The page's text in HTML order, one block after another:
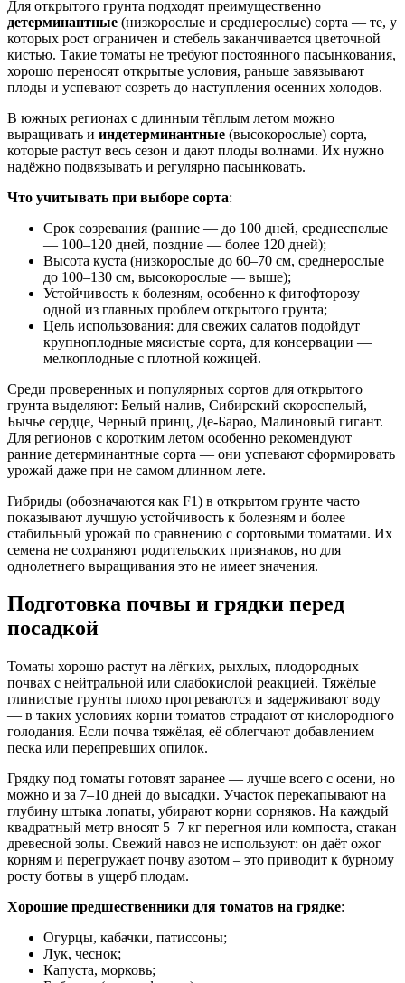
Для открытого грунта подходят преимущественно
детерминантные (низкорослые и среднерослые) сорта — те, у
которых рост ограничен и стебель заканчивается цветочной
кистью. Такие томаты не требуют постоянного пасынкования,
хорошо переносят открытые условия, раньше завязывают
плоды и успевают созреть до наступления осенних холодов.
В южных регионах с длинным тёплым летом можно
выращивать и индетерминантные (высокорослые) сорта,
которые растут весь сезон и дают плоды волнами. Их нужно
надёжно подвязывать и регулярно пасынковать.
Что учитывать при выборе сорта:
Срок созревания (ранние — до 100 дней, среднеспелые
— 100–120 дней, поздние — более 120 дней);
Высота куста (низкорослые до 60–70 см, среднерослые
до 100–130 см, высокорослые — выше);
Устойчивость к болезням, особенно к фитофторозу —
одной из главных проблем открытого грунта;
Цель использования: для свежих салатов подойдут
крупноплодные мясистые сорта, для консервации —
мелкоплодные с плотной кожицей.
Среди проверенных и популярных сортов для открытого
грунта выделяют: Белый налив, Сибирский скороспелый,
Бычье сердце, Черный принц, Де-Барао, Малиновый гигант.
Для регионов с коротким летом особенно рекомендуют
ранние детерминантные сорта — они успевают сформировать
урожай даже при не самом длинном лете.
Гибриды (обозначаются как F1) в открытом грунте часто
показывают лучшую устойчивость к болезням и более
стабильный урожай по сравнению с сортовыми томатами. Их
семена не сохраняют родительских признаков, но для
однолетнего выращивания это не имеет значения.
Подготовка почвы и грядки перед
посадкой
Томаты хорошо растут на лёгких, рыхлых, плодородных
почвах с нейтральной или слабокислой реакцией. Тяжёлые
глинистые грунты плохо прогреваются и задерживают воду
— в таких условиях корни томатов страдают от кислородного
голодания. Если почва тяжёлая, её облегчают добавлением
песка или перепревших опилок.
Грядку под томаты готовят заранее — лучше всего с осени, но
можно и за 7–10 дней до высадки. Участок перекапывают на
глубину штыка лопаты, убирают корни сорняков. На каждый
квадратный метр вносят 5–7 кг перегноя или компоста, стакан
древесной золы. Свежий навоз не используют: он даёт ожог
корням и перегружает почву азотом – это приводит к бурному
росту ботвы в ущерб плодам.
Хорошие предшественники для томатов на грядке:
Огурцы, кабачки, патиссоны;
Лук, чеснок;
Капуста, морковь;